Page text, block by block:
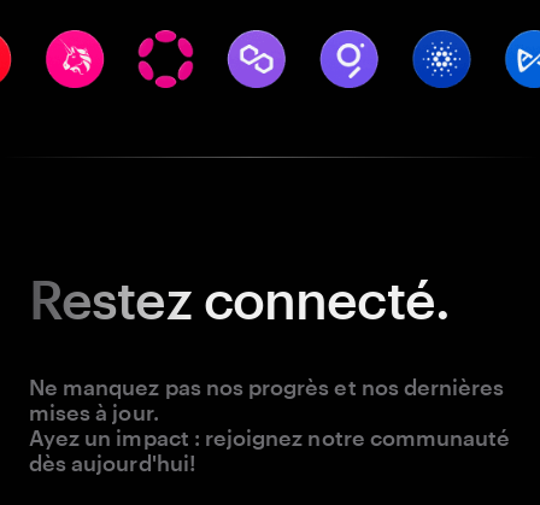
Restezconnecté.
Ne manquez pas nos progrès et nos dernières
mises à jour.
Ayez un impact : rejoignez notre communauté
dès aujourd'hui!